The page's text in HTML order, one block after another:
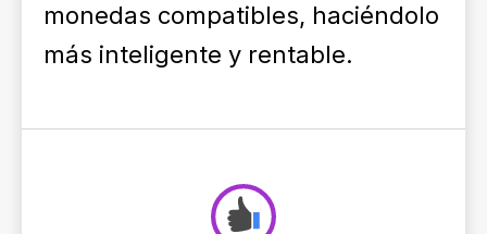
monedas compatibles, haciéndolo
más inteligente y rentable.